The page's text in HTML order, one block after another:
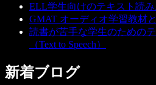
ELL学生向けのテキスト読
GMAT オーディオ学習教材
読書が苦手な学生のための
（Text to Speech）
新着ブログ